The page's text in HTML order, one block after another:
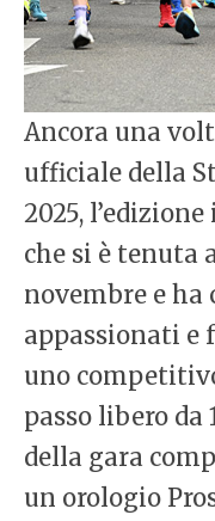
Ancora una
ufficiale della
2025,
che si è tenuta
novembre e
appassionati e
uno
passo libero da
della gara
un orologio